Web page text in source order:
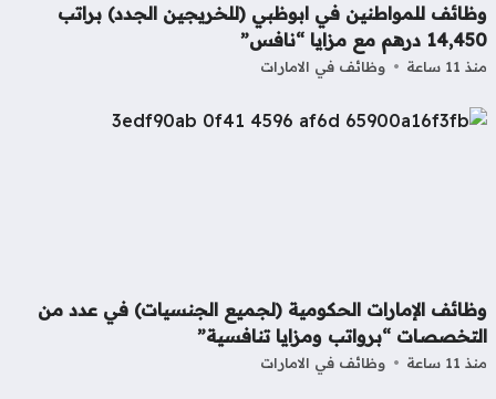
للمواطنين في ابوظبي (للخريجين الجدد) براتب
درهم مع مزايا “نافس”
ساعة وظائف في الامارات
الإمارات الحكومية (لجميع الجنسيات) في عدد من
“برواتب ومزايا تنافسية”
ساعة وظائف في الامارات